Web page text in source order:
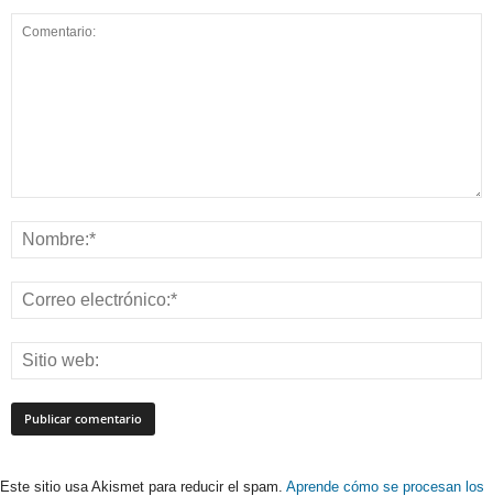
Este sitio usa Akismet para reducir el spam. Aprende cómo se procesan los